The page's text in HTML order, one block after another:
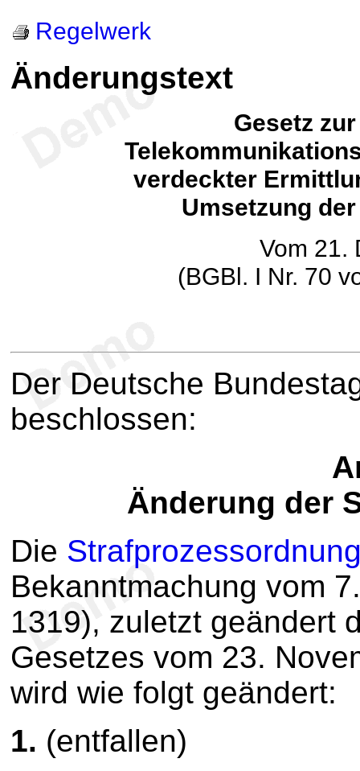
Regelwerk
Änderungstext
Gesetz
verdeckter
Umsetzung
Vom 21.
(BGBl. I Nr. 70
Der Deutsche
beschlossen:
Änderung der
Die
Bekanntmachung vom
1319), zuletzt geändert
Gesetzes vom 23.
wird wie folgt geändert:
1. (entfallen)